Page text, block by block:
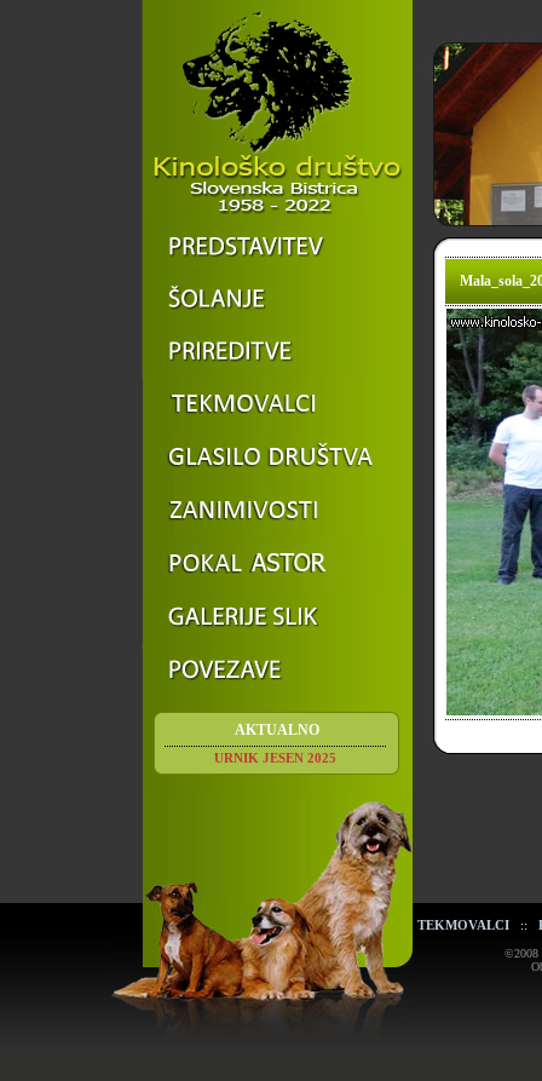
AKTUALNO
URNIK JESEN 2025
TEKMOVALCI ::
©2008